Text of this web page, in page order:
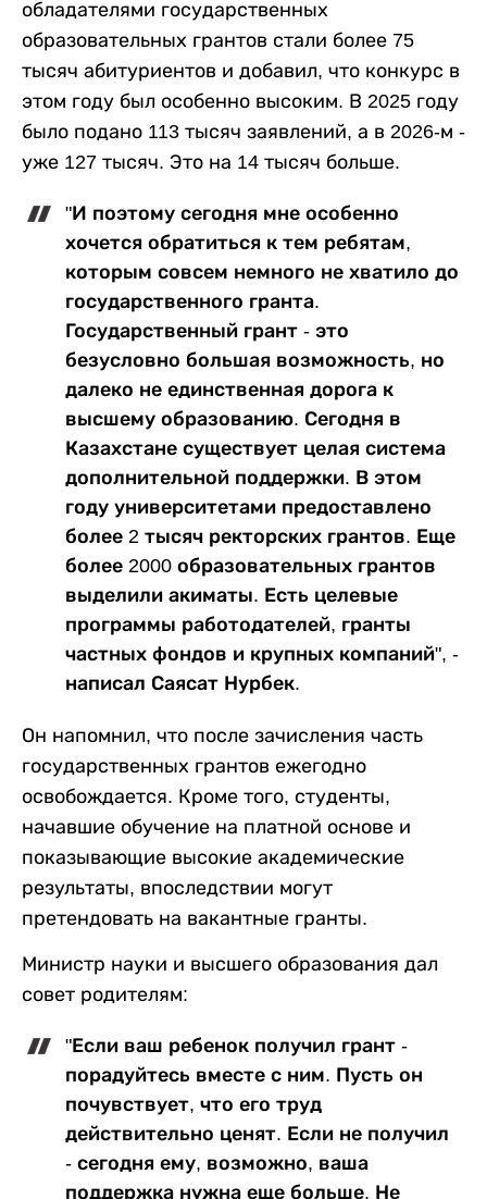
обладателями государственных
образовательных грантов стали более 75
тысяч абитуриентов и добавил, что конкурс в
этом году был особенно высоким. В 2025 году
было подано 113 тысяч заявлений, а в 2026-м -
уже 127 тысяч. Это на 14 тысяч больше.
"И поэтому сегодня мне особенно
хочется обратиться к тем ребятам,
которым совсем немного не хватило до
государственного гранта.
Государственный грант - это
безусловно большая возможность, но
далеко не единственная дорога к
высшему образованию. Сегодня в
Казахстане существует целая система
дополнительной поддержки. В этом
году университетами предоставлено
более 2 тысяч ректорских грантов. Еще
более 2000 образовательных грантов
выделили акиматы. Есть целевые
программы работодателей, гранты
частных фондов и крупных компаний", -
написал Саясат Нурбек.
Он напомнил, что после зачисления часть
государственных грантов ежегодно
освобождается. Кроме того, студенты,
начавшие обучение на платной основе и
показывающие высокие академические
результаты, впоследствии могут
претендовать на вакантные гранты.
Министр науки и высшего образования дал
совет родителям:
"Если ваш ребенок получил грант -
порадуйтесь вместе с ним. Пусть он
почувствует, что его труд
действительно ценят. Если не получил
- сегодня ему, возможно, ваша
поддержка нужна еще больше. Не